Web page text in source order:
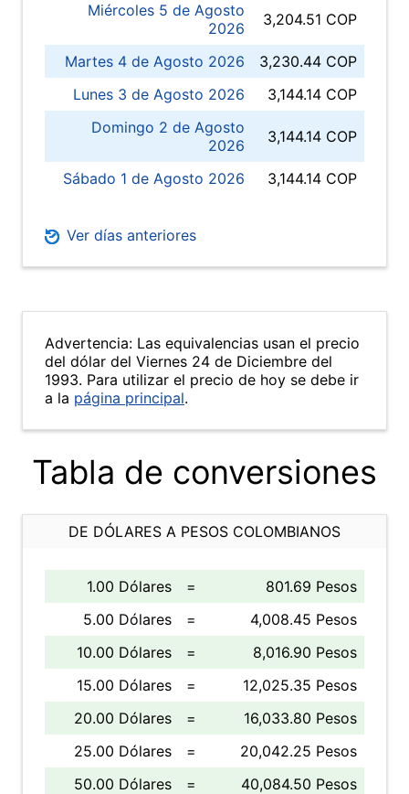
Miércoles 5 de Agosto
2026
3,204.51 COP
Martes 4 de Agosto 2026
3,230.44 COP
Lunes 3 de Agosto 2026
3,144.14 COP
Domingo 2 de Agosto
2026
3,144.14 COP
Sábado 1 de Agosto 2026 3,144.14 COP
Ver días anteriores
Advertencia: Las equivalencias usan el precio
del dólar del Viernes 24 de Diciembre del
1993. Para utilizar el precio de hoy se debe ir
a la página principal.
Tabla de conversiones
DE DÓLARES A PESOS COLOMBIANOS
1.00 Dólares =
801.69 Pesos
5.00 Dólares
=
4,008.45 Pesos
10.00 Dólares
=
8,016.90 Pesos
15.00 Dólares
=
12,025.35 Pesos
20.00 Dólares
=
16,033.80 Pesos
25.00 Dólares
=
20,042.25 Pesos
50.00 Dólares
=
40,084.50 Pesos